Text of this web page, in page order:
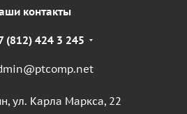
контакты
(812) 424 3 245
ул. Карла Маркса, 22